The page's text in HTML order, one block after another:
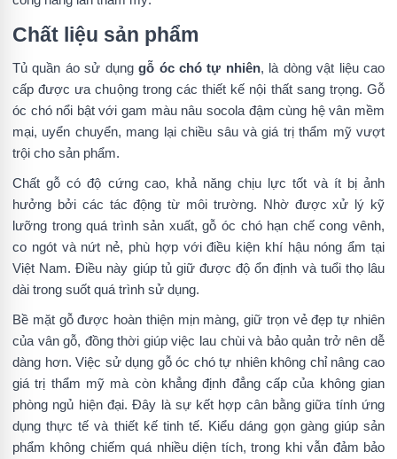
Chất liệu sản phẩm
Tủ quần áo sử dụnggỗ óc chó tự nhiên, là dòng vật liệu cao
cấp được ưa chuộng trong các thiết kế nội thất sang trọng. Gỗ
óc chó nổi bật với gam màu nâu socola đậm cùng hệ vân mềm
mại, uyển chuyển, mang lại chiều sâu và giá trị thẩm mỹ vượt
trội cho sản phẩm.
Chất gỗ có độ cứng cao, khả năng chịu lực tốt và ít bị ảnh
hưởng bởi các tác động từ môi trường. Nhờ được xử lý kỹ
lưỡng trong quá trình sản xuất, gỗ óc chó hạn chế cong vênh,
co ngót và nứt nẻ, phù hợp với điều kiện khí hậu nóng ẩm tại
Việt Nam. Điều này giúp tủ giữ được độ ổn định và tuổi thọ lâu
dài trong suốt quá trình sử dụng.
Bề mặt gỗ được hoàn thiện mịn màng, giữ trọn vẻ đẹp tự nhiên
của vân gỗ, đồng thời giúp việc lau chùi và bảo quản trở nên dễ
dàng hơn. Việc sử dụng gỗ óc chó tự nhiên không chỉ nâng cao
giá trị thẩm mỹ mà còn khẳng định đẳng cấp của không gian
phòng ngủ hiện đại. Đây là sự kết hợp cân bằng giữa tính ứng
dụng thực tế và thiết kế tinh tế. Kiểu dáng gọn gàng giúp sản
phẩm không chiếm quá nhiều diện tích, trong khi vẫn đảm bảo